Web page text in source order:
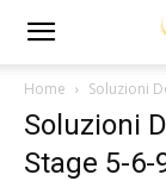
Super
Mobile
Home Soluzioni
Soluzioni
Stage 5-6-